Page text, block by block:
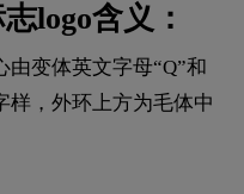
logo含义：
变体英文字母“Q”和
样，外环上方为毛体中